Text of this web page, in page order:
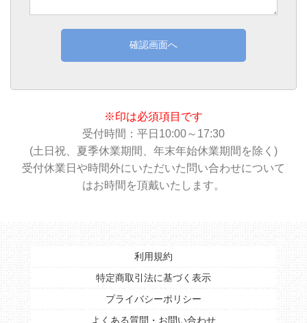
確認画面へ
※印は必須項目です
受付時間：平日10:00～17:30
(土日祝、夏季休業期間、年末年始休業期間を除く)
受付休業日や時間外にいただいた問い合わせについて
はお時間を頂戴いたします。
利用規約
特定商取引法に基づく表示
プライバシーポリシー
よくある質問・お問い合わせ